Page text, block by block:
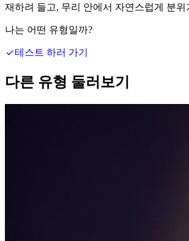
재하려 들고, 무리 안에서 자연스럽게 분위
나는 어떤 유형일까?
테스트 하러 가기
다른 유형 둘러보기